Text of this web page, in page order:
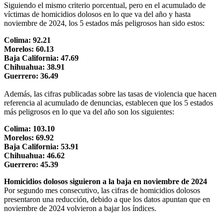
Siguiendo el mismo criterio porcentual, pero en el acumulado de
víctimas de homicidios dolosos en lo que va del año y hasta
noviembre de 2024, los 5 estados más peligrosos han sido estos:
Colima: 92.21
Morelos: 60.13
Baja California: 47.69
Chihuahua: 38.91
Guerrero: 36.49
Además, las cifras publicadas sobre las tasas de violencia que hacen
referencia al acumulado de denuncias, establecen que los 5 estados
más peligrosos en lo que va del año son los siguientes:
Colima: 103.10
Morelos: 69.92
Baja California: 53.91
Chihuahua: 46.62
Guerrero: 45.39
Homicidios dolosos siguieron a la baja en noviembre de 2024
Por segundo mes consecutivo, las cifras de homicidios dolosos
presentaron una reducción, debido a que los datos apuntan que en
noviembre de 2024 volvieron a bajar los índices.